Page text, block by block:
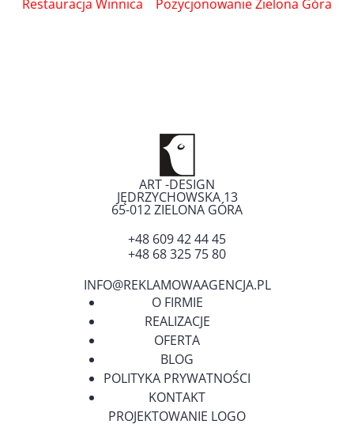
Restauracja Winnica Pozycjonowanie Zielona Góra
ART -DESIGN
JĘDRZYCHOWSKA 13
65-012ZIELONA GÓRA
+48 609 42 44 45
+48 68 325 75 80
INFO@REKLAMOWAAGENCJA.PL
O FIRMIE
REALIZACJE
OFERTA
BLOG
POLITYKA PRYWATNOŚCI
KONTAKT
PROJEKTOWANIE LOGO